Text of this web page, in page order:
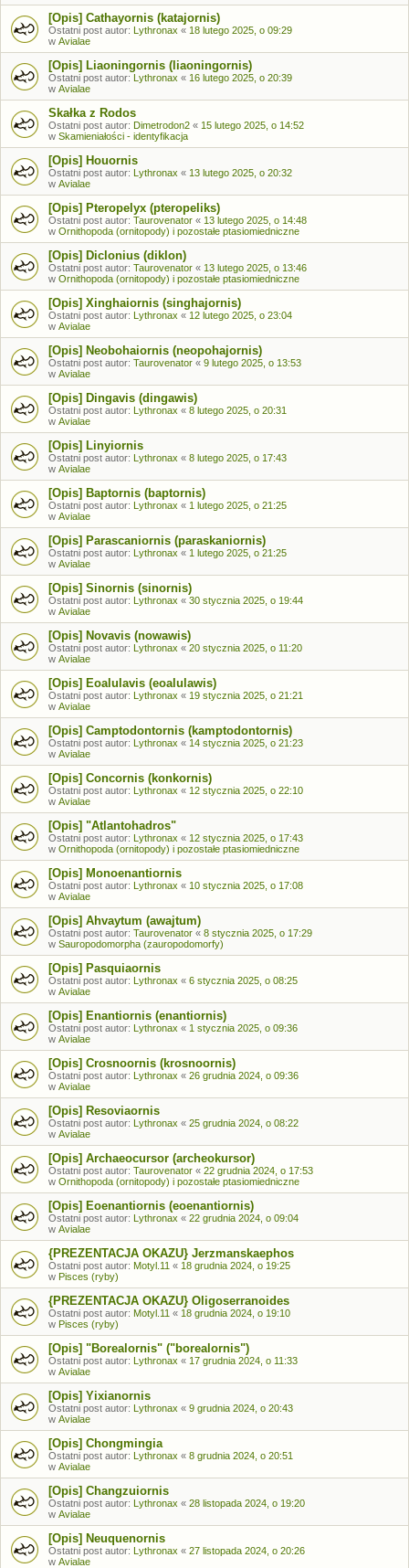
[Opis] Cathayornis (katajornis)
Ostatni post autor: Lythronax « 18 lutego 2025, o 09:29
w Avialae
[Opis] Liaoningornis (liaoningornis)
Ostatni post autor: Lythronax « 16 lutego 2025, o 20:39
w Avialae
Skałka z Rodos
Ostatni post autor: Dimetrodon2 « 15 lutego 2025, o 14:52
w Skamieniałości - identyfikacja
[Opis] Houornis
Ostatni post autor: Lythronax « 13 lutego 2025, o 20:32
w Avialae
[Opis] Pteropelyx (pteropeliks)
Ostatni post autor: Taurovenator « 13 lutego 2025, o 14:48
w Ornithopoda (ornitopody) i pozostałe ptasiomiedniczne
[Opis] Diclonius (diklon)
Ostatni post autor: Taurovenator « 13 lutego 2025, o 13:46
w Ornithopoda (ornitopody) i pozostałe ptasiomiedniczne
[Opis] Xinghaiornis (singhajornis)
Ostatni post autor: Lythronax « 12 lutego 2025, o 23:04
w Avialae
[Opis] Neobohaiornis (neopohajornis)
Ostatni post autor: Taurovenator « 9 lutego 2025, o 13:53
w Avialae
[Opis] Dingavis (dingawis)
Ostatni post autor: Lythronax « 8 lutego 2025, o 20:31
w Avialae
[Opis] Linyiornis
Ostatni post autor: Lythronax « 8 lutego 2025, o 17:43
w Avialae
[Opis] Baptornis (baptornis)
Ostatni post autor: Lythronax « 1 lutego 2025, o 21:25
w Avialae
[Opis] Parascaniornis (paraskaniornis)
Ostatni post autor: Lythronax « 1 lutego 2025, o 21:25
w Avialae
[Opis] Sinornis (sinornis)
Ostatni post autor: Lythronax « 30 stycznia 2025, o 19:44
w Avialae
[Opis] Novavis (nowawis)
Ostatni post autor: Lythronax « 20 stycznia 2025, o 11:20
w Avialae
[Opis] Eoalulavis (eoalulawis)
Ostatni post autor: Lythronax « 19 stycznia 2025, o 21:21
w Avialae
[Opis] Camptodontornis (kamptodontornis)
Ostatni post autor: Lythronax « 14 stycznia 2025, o 21:23
w Avialae
[Opis] Concornis (konkornis)
Ostatni post autor: Lythronax « 12 stycznia 2025, o 22:10
w Avialae
[Opis] "Atlantohadros"
Ostatni post autor: Lythronax « 12 stycznia 2025, o 17:43
w Ornithopoda (ornitopody) i pozostałe ptasiomiedniczne
[Opis] Monoenantiornis
Ostatni post autor: Lythronax « 10 stycznia 2025, o 17:08
w Avialae
[Opis] Ahvaytum (awajtum)
Ostatni post autor: Taurovenator « 8 stycznia 2025, o 17:29
w Sauropodomorpha (zauropodomorfy)
[Opis] Pasquiaornis
Ostatni post autor: Lythronax « 6 stycznia 2025, o 08:25
w Avialae
[Opis] Enantiornis (enantiornis)
Ostatni post autor: Lythronax « 1 stycznia 2025, o 09:36
w Avialae
[Opis] Crosnoornis (krosnoornis)
Ostatni post autor: Lythronax « 26 grudnia 2024, o 09:36
w Avialae
[Opis] Resoviaornis
Ostatni post autor: Lythronax « 25 grudnia 2024, o 08:22
w Avialae
[Opis] Archaeocursor (archeokursor)
Ostatni post autor: Taurovenator « 22 grudnia 2024, o 17:53
w Ornithopoda (ornitopody) i pozostałe ptasiomiedniczne
[Opis] Eoenantiornis (eoenantiornis)
Ostatni post autor: Lythronax « 22 grudnia 2024, o 09:04
w Avialae
{PREZENTACJA OKAZU} Jerzmanskaephos
Ostatni post autor: Motyl.11 « 18 grudnia 2024, o 19:25
w Pisces (ryby)
{PREZENTACJA OKAZU} Oligoserranoides
Ostatni post autor: Motyl.11 « 18 grudnia 2024, o 19:10
w Pisces (ryby)
[Opis] "Borealornis" ("borealornis")
Ostatni post autor: Lythronax « 17 grudnia 2024, o 11:33
w Avialae
[Opis] Yixianornis
Ostatni post autor: Lythronax « 9 grudnia 2024, o 20:43
w Avialae
[Opis] Chongmingia
Ostatni post autor: Lythronax « 8 grudnia 2024, o 20:51
w Avialae
[Opis] Changzuiornis
Ostatni post autor: Lythronax « 28 listopada 2024, o 19:20
w Avialae
[Opis] Neuquenornis
Ostatni post autor: Lythronax « 27 listopada 2024, o 20:26
w Avialae